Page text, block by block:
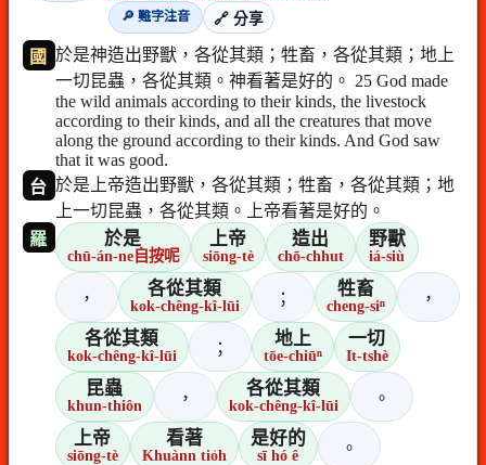
🔎 難字注音
🔗 分享
國 於是神造出野獸，各從其類；牲畜，各從其類；地上
一切昆蟲，各從其類。神看著是好的。 25 God made
the wild animals according to their kinds, the livestock
according to their kinds, and all the creatures that move
along the ground according to their kinds. And God saw
that it was good.
台 於是上帝造出野獸，各從其類；牲畜，各從其類；地
上一切昆蟲，各從其類。上帝看著是好的。
羅
於是
chū-án-ne自按呢
上帝
siōng-tè
造出
chō-chhut
野獸
iá-siù
， 各從其類
kok-chêng-kî-lūi ； 牲畜
cheng-siⁿ ，
各從其類
kok-chêng-kî-lūi ； 地上
tōe-chiūⁿ
一切
It-tshè
昆蟲
khun-thiôn ， 各從其類
kok-chêng-kî-lūi 。
上帝
siōng-tè
看著
Khuànn tio̍h
是好的
sī hó ê 。